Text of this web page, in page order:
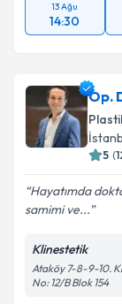
13 Ağu
14:30
Op.
5 (
Hayatımda
samimi ve...
Klinestetik
Ataköy 7-8-9-10.
No: 12/B Blok 154